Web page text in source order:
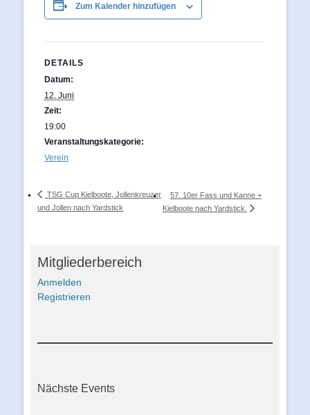
Zum Kalender hinzufügen
DETAILS
Datum:
12. Juni
Zeit:
19:00
Veranstaltungskategorie:
Verein
TSG Cup Kielboote, Jollenkreuzer
und Jollen nach Yardstick
57. 10er Fass und Kanne +
Kielboote nach Yardstick
Mitgliederbereich
Anmelden
Registrieren
Nächste Events